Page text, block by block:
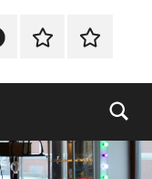
TikTok Webshop